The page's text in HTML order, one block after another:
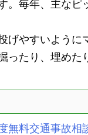
。毎年、主なピ
げやすいように
ったり、埋めた
無料交通事故相